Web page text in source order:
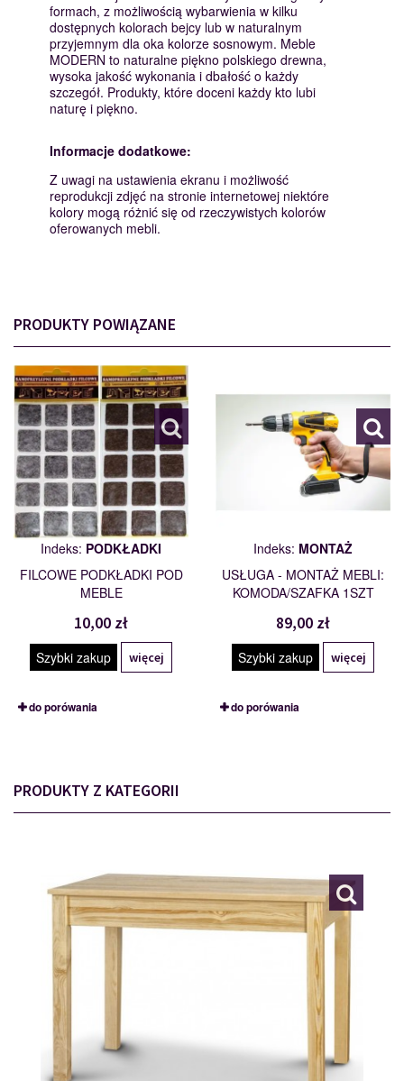
formach, z możliwością wybarwienia w kilku
dostępnych kolorach bejcy lub w naturalnym
przyjemnym dla oka kolorze sosnowym. Meble
MODERN to naturalne piękno polskiego drewna,
wysoka jakość wykonania i dbałość o każdy
szczegół. Produkty, które doceni każdy kto lubi
naturę i piękno.
Informacje dodatkowe:
Z uwagi na ustawienia ekranu i możliwość
reprodukcji zdjęć na stronie internetowej niektóre
kolory mogą różnić się od rzeczywistych kolorów
oferowanych mebli.
PRODUKTY POWIĄZANE
PODKŁADKI
110562
Indeks: PODKŁADKI
FILCOWE PODKŁADKI POD
MEBLE
10,00 zł
Szybki zakup więcej
do porówania
Indeks: MONTAŻ
USŁUGA - MONTAŻ MEBLI:
KOMODA/SZAFKA 1SZT
89,00 zł
Szybki zakup więcej
do porówania
PRODUKTY Z KATEGORII